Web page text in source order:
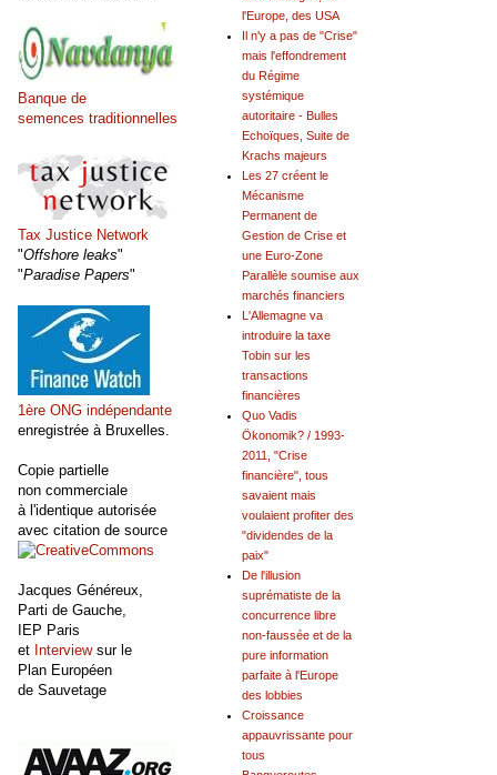
l'Europe, des USA
Il n'y a pas de "Crise"
mais l'effondrement
du Régime
systémique
autoritaire - Bulles
Echoïques, Suite de
Krachs majeurs
Les 27 créent le
Mécanisme
Permanent de
Gestion de Crise et
une Euro-Zone
Parallèle soumise aux
marchés financiers
L'Allemagne va
introduire la taxe
Tobin sur les
transactions
financières
Quo Vadis
Ökonomik? / 1993-
2011, "Crise
financière", tous
savaient mais
voulaient profiter des
"dividendes de la
paix"
De l'illusion
suprématiste de la
concurrence libre
non-faussée et de la
pure information
parfaite à l'Europe
des lobbies
Croissance
appauvrissante pour
tous
Banque de
semences traditionnelles
Tax Justice Network
"Offshore leaks"
"Paradise Papers"
1ère ONG indépendante
enregistrée à Bruxelles.
Copie partielle
non commerciale
à l'identique autorisée
avec citation de source
Jacques Généreux,
Parti de Gauche,
IEP Paris
et Interviewsur le
Plan Européen
de Sauvetage